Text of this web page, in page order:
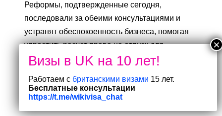
Реформы, подтвержденные сегодня,
последовали за обеими консультациями и
устранят обеспокоенность бизнеса, помогая
упростить расчет права на отпуск для
работодателей и сделать права более ясными
графиком и неполный год.
Работаем с британскими визами 15 лет.
Бесплатные консультации
https://t.me/wikivisa_chat